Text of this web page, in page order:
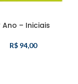
Ano – Iniciais
R$ 94,00